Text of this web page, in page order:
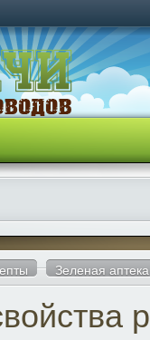
Зеленая аптека